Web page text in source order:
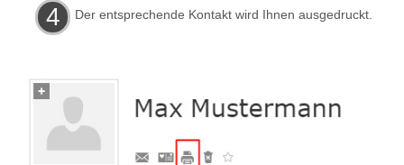
Der entsprechende Kontakt wird Ihnen ausgedruckt.